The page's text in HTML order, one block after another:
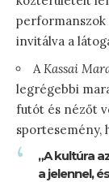
performanszok
invitálva a
AKassai
legrégebbi
futót és nézőt
sportesemény,
„A kultúra
a jelennel,